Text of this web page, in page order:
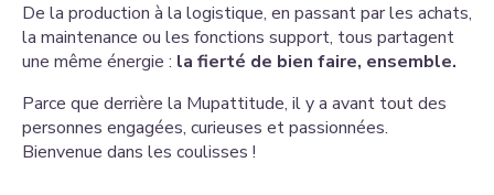
De la production à la logistique, en passant par les achats,
la maintenance ou les fonctions support, tous partagent
une même énergie : la fierté de bien faire, ensemble.
Parce que derrière la Mupattitude, il y a avant tout des
personnes engagées, curieuses et passionnées.
Bienvenue dans les coulisses !